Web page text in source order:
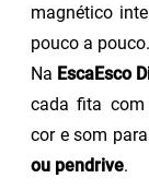
magnético
pouco a pouco.
Na EscaEsco
cada fita com
cor e som
ou pendrive.